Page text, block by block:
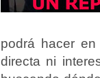
podrá hacer
directa ni